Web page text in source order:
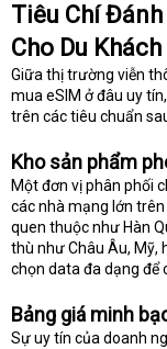
Tiêu Chí Đánh
Cho Du Khách
Giữa thị trường viễn
mua eSIM ở đâu uy
trên các tiêu chuẩn
Kho sản phẩm
Một đơn vị phân phối
các nhà mạng lớn
quen thuộc như Hàn
thù như Châu Âu, Mỹ,
chọn data đa dạng để
Bảng giá minh
Sự uy tín của doanh